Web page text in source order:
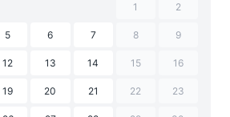
1 2
5 6 7 8 9
12 13 14 15 16
19 20 21 22 23